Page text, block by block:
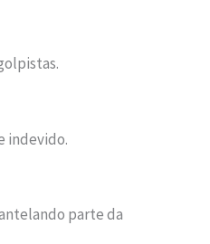
indevido.
parte da